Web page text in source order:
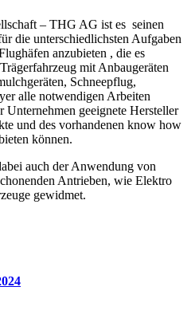
– THG AG ist es seinen
die unterschiedlichsten Aufgaben
anzubieten , die es
mit Anbaugeräten
Schneepflug,
alle notwendigen Arbeiten
geeignete Hersteller
und des vorhandenen know how
können.
auch der Anwendung von
Antrieben, wie Elektro
gewidmet.